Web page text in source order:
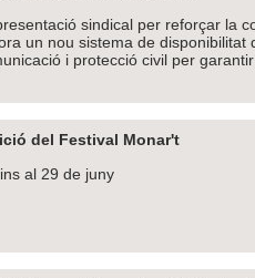
sindical per reforçar la
un nou sistema de disponibilitat
i protecció civil per
del Festival Monar't
al 29 de juny